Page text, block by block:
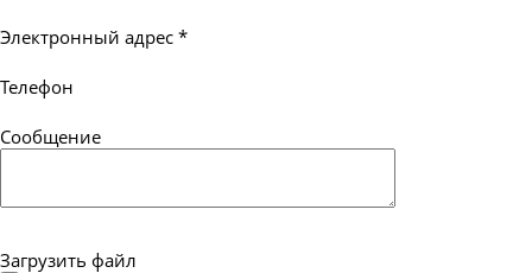
Электронный адрес *
Телефон
Сообщение
Загрузить файл